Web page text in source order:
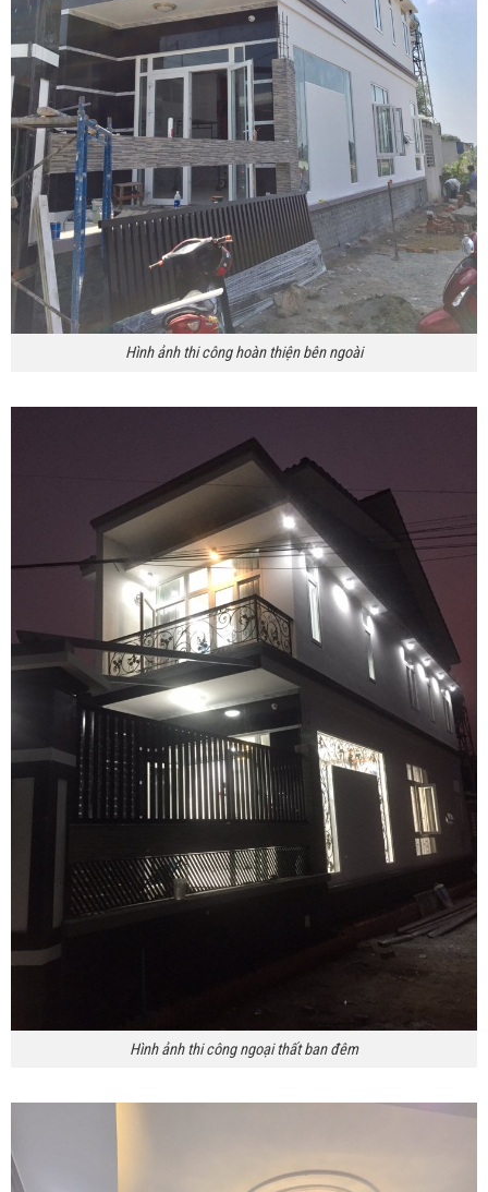
Hình ảnh thi công hoàn thiện bên ngoài
Hình ảnh thi công ngoại thất ban đêm